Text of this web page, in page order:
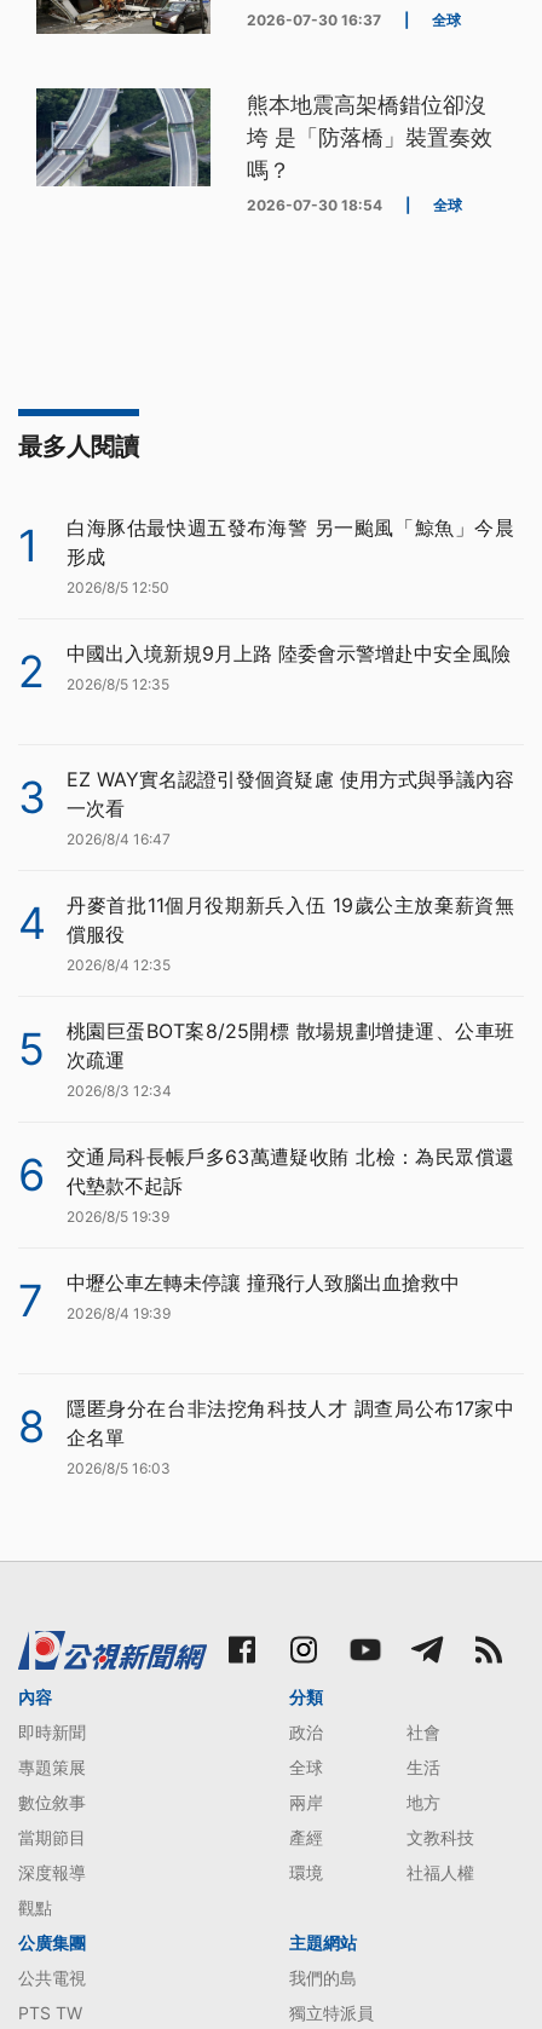
2026-07-30 16:37 全球
熊本地震高架橋錯位卻沒
垮 是「防落橋」裝置奏效
嗎？
2026-07-30 18:54 全球
最多人閱讀
1
白海豚估最快週五發布海警 另一颱風「鯨魚」今晨
形成
2026/8/5 12:50
2 中國出入境新規9月上路 陸委會示警增赴中安全風險
2026/8/5 12:35
3
EZ WAY實名認證引發個資疑慮 使用方式與爭議內容
一次看
2026/8/4 16:47
4
丹麥首批11個月役期新兵入伍 19歲公主放棄薪資無
償服役
2026/8/4 12:35
5
桃園巨蛋BOT案8/25開標 散場規劃增捷運、公車班
次疏運
2026/8/3 12:34
6
交通局科長帳戶多63萬遭疑收賄 北檢：為民眾償還
代墊款不起訴
2026/8/5 19:39
7 中壢公車左轉未停讓 撞飛行人致腦出血搶救中
2026/8/4 19:39
8
隱匿身分在台非法挖角科技人才 調查局公布17家中
企名單
2026/8/5 16:03
內容
即時新聞
專題策展
數位敘事
當期節目
深度報導
觀點
分類
政治
社會
全球
生活
兩岸
地方
產經
文教科技
環境
社福人權
公廣集團
公共電視
PTS TW
主題網站
我們的島
獨立特派員